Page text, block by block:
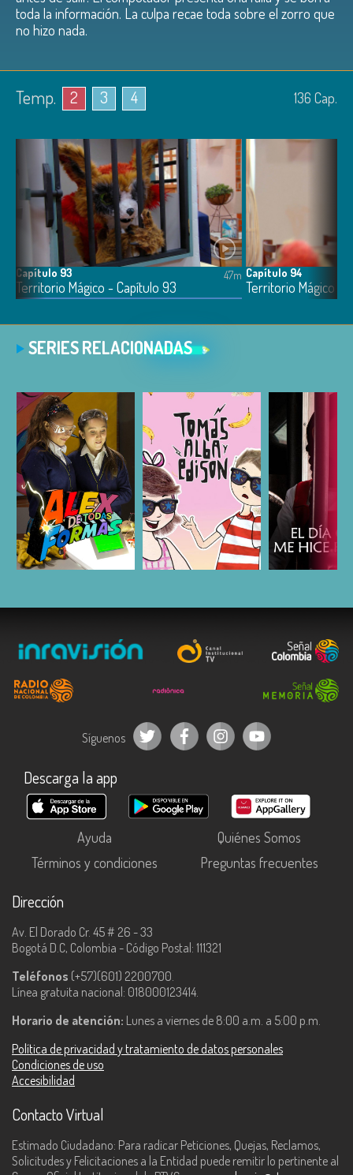
toda la información. La culpa recae toda sobre el zorro que
no hizo nada.
Temp. 2 3 4 136 Cap.
Capítulo 93
Territorio Mágico - Capítulo 93
47m Capítulo 94
Territorio Mágico -
SERIES RELACIONADAS
ESCUCHAR ESCUCHAR
Síguenos
Descarga la app
Ayuda
Quiénes Somos
Términos y condiciones
Preguntas frecuentes
Dirección
Av. El Dorado Cr. 45 # 26 - 33
Bogotá D.C, Colombia - Código Postal: 111321
Teléfonos (+57)(601) 2200700.
Línea gratuita nacional: 018000123414.
Horario de atención: Lunes a viernes de 8:00 a.m. a 5:00 p.m.
Política de privacidad y tratamiento de datos personales
Condiciones de uso
Accesibilidad
Contacto Virtual
Estimado Ciudadano: Para radicar Peticiones, Quejas, Reclamos,
Solicitudes y Felicitaciones a la Entidad puede remitir lo pertinente al